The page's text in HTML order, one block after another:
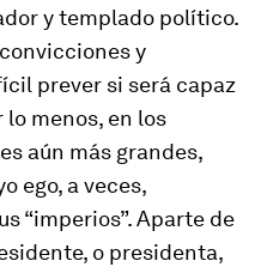
y templado político.
y
prever si será capaz
menos, en los
aún más grandes,
ego, a veces,
“imperios”. Aparte de
o presidenta,